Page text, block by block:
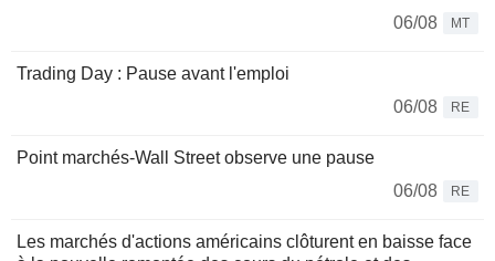
06/08
MT
Trading Day : Pause avant l'emploi
06/08
RE
Point marchés-Wall Street observe une pause
06/08
RE
Les marchés d'actions américains clôturent en baisse face